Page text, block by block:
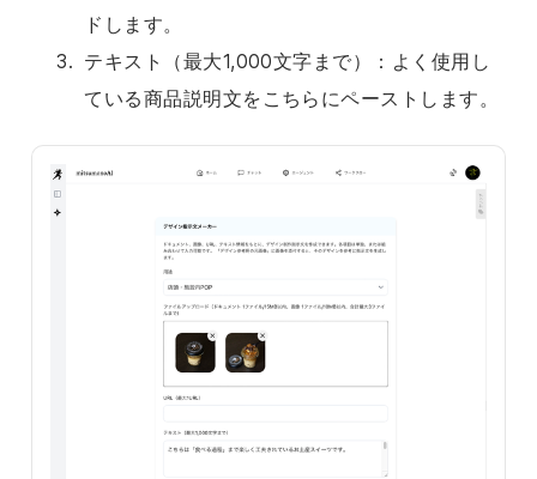
ドします。
テキスト（最大1,000文字まで）：よく使用し
ている商品説明文をこちらにペーストします。